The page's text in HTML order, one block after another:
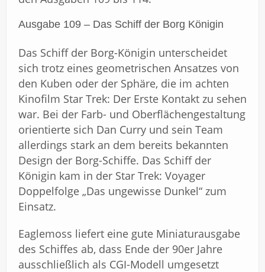
Ausgabe 109 – Das Schiff der Borg Königin
Das Schiff der Borg-Königin unterscheidet
sich trotz eines geometrischen Ansatzes von
den Kuben oder der Sphäre, die im achten
Kinofilm Star Trek: Der Erste Kontakt zu sehen
war. Bei der Farb- und Oberflächengestaltung
orientierte sich Dan Curry und sein Team
allerdings stark an dem bereits bekannten
Design der Borg-Schiffe. Das Schiff der
Königin kam in der Star Trek: Voyager
Doppelfolge „Das ungewisse Dunkel“ zum
Einsatz.
Eaglemoss liefert eine gute Miniaturausgabe
des Schiffes ab, dass Ende der 90er Jahre
ausschließlich als CGI-Modell umgesetzt